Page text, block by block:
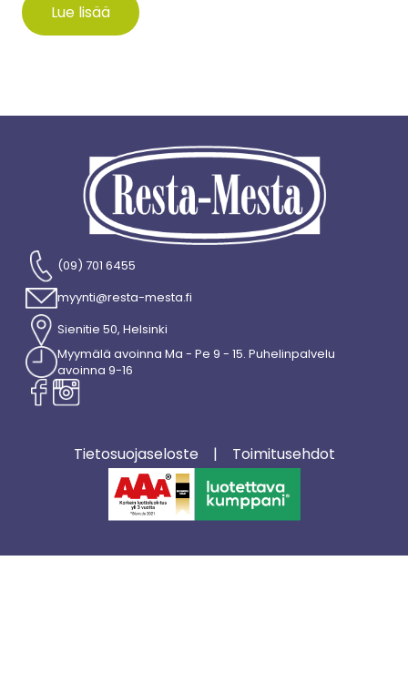
Lue lisää
(09) 701 6455
myynti@resta-mesta.fi
Sienitie 50, Helsinki
Myymälä avoinna Ma - Pe 9 - 15. Puhelinpalvelu
avoinna 9-16
Tietosuojaseloste | Toimitusehdot